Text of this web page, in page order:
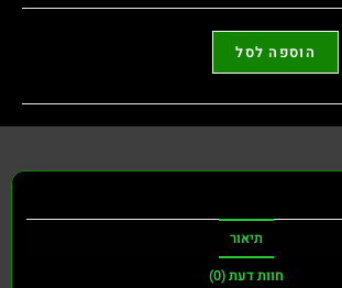
הוספה לסל
חוות דעת (0)